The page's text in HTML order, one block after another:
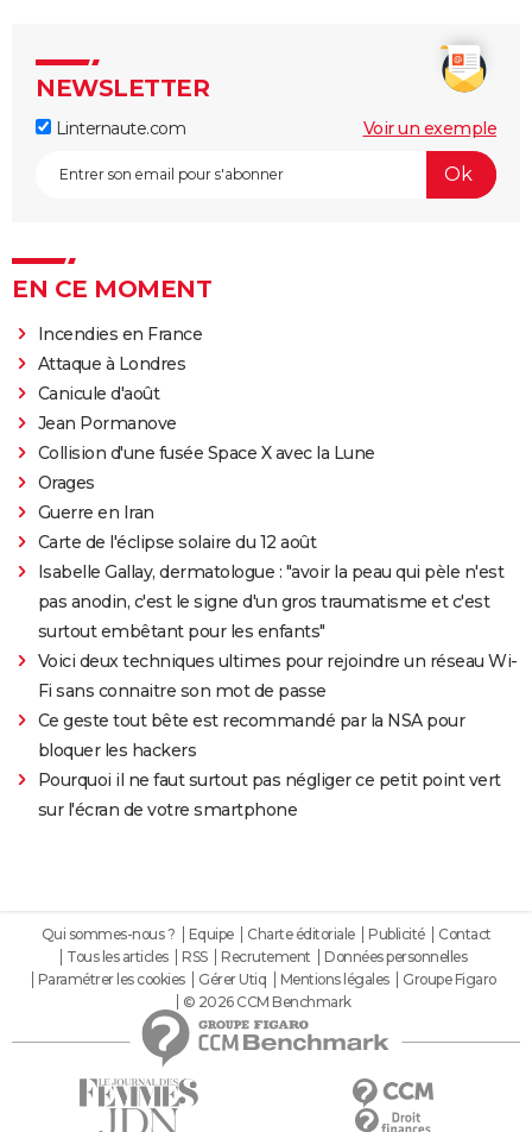
NEWSLETTER
Linternaute.com Voir un exemple
EN CE MOMENT
Incendies en France
Attaque à Londres
Canicule d'août
Jean Pormanove
Collision d'une fusée Space X avec la Lune
Orages
Guerre en Iran
Carte de l'éclipse solaire du 12 août
Isabelle Gallay, dermatologue : "avoir la peau qui pèle n'est
pas anodin, c'est le signe d'un gros traumatisme et c'est
surtout embêtant pour les enfants"
Voici deux techniques ultimes pour rejoindre un réseau Wi-
Fi sans connaitre son mot de passe
Ce geste tout bête est recommandé par la NSA pour
bloquer les hackers
Pourquoi il ne faut surtout pas négliger ce petit point vert
sur l'écran de votre smartphone
Qui sommes-nous ? Equipe Charte éditoriale Publicité
Contact
Tous les articles
RSS Recrutement
Données personnelles
Paramétrer les cookies
Gérer Utiq Mentions légales
Groupe Figaro
© 2026 CCM Benchmark